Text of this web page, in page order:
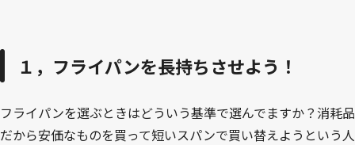
１，フライパンを長持ちさせよう！
フライパンを選ぶときはどういう基準で選んでますか？消耗品
だから安価なものを買って短いスパンで買い替えようという人